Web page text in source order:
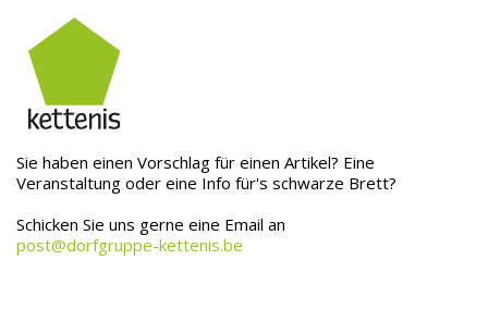
Sie haben einen Vorschlag für einen Artikel? Eine
Veranstaltung oder eine Info für's schwarze Brett?
Schicken Sie uns gerne eine Email an
post@dorfgruppe-kettenis.be